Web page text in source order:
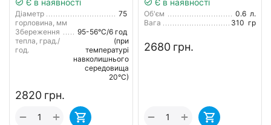
Діаметр
горловина, мм
75
Збереження
тепла, град./
год.
95-56°С/6 год
(при
температурі
навколишнього
середовища
20°С)
‍2820‍ грн.
+
−
Об'єм 0.6 л.
Вага
310 гр
‍2680‍ грн.
+
−